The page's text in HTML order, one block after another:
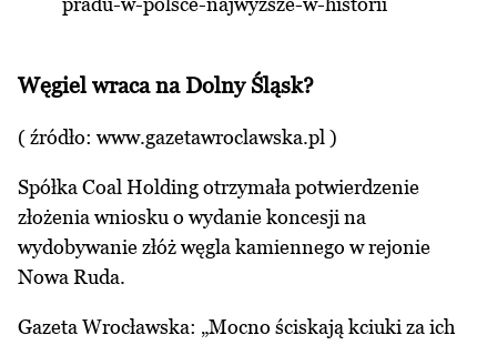
Węgiel wraca na Dolny Śląsk?
( źródło: www.gazetawroclawska.pl )
Spółka Coal Holding otrzymała potwierdzenie
złożenia wniosku o wydanie koncesji na
wydobywanie złóż węgla kamiennego w rejonie
Nowa Ruda.
Gazeta Wrocławska: „Mocno ściskają kciuki za ich